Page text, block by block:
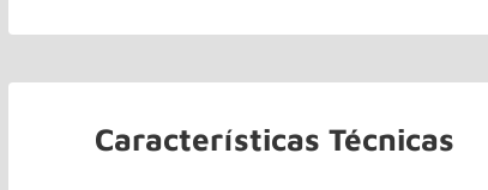
Características Técnicas